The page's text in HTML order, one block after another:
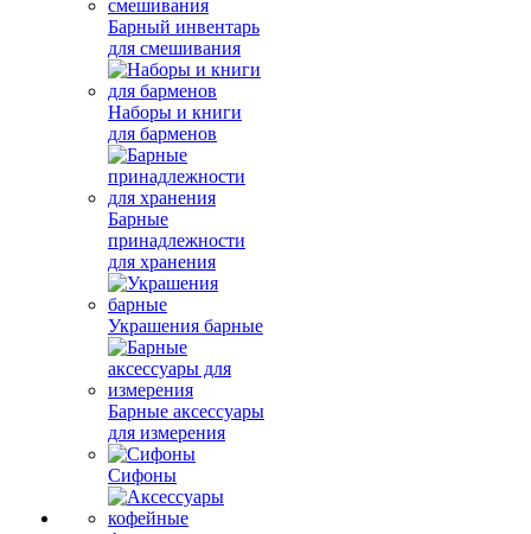
Барный инвентарь
для смешивания
Наборы и книги
для барменов
Барные
принадлежности
для хранения
Украшения барные
Барные аксессуары
для измерения
Сифоны